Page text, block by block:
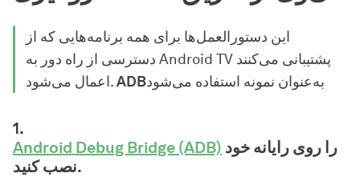
این دستورالعمل‌ها برای همه برنامه‌هایی که از
دسترسی از راه دور به Android TV پشتیبانی می‌کنند
اعمال می‌شود.ADBبه‌عنوان نمونه استفاده می‌شود
Android Debug Bridge (ADB)
نصب کنید.